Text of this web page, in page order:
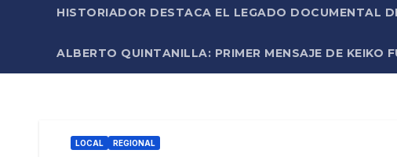
HISTORIADOR DESTACA EL LEGADO DOCUMENTAL
ALBERTO QUINTANILLA: PRIMER MENSAJE DE KEIKO
LOCAL REGIONAL